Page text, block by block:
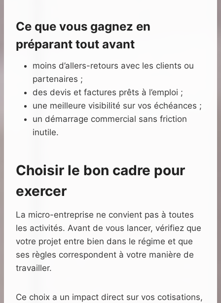
Ce que vous gagnez en
préparant tout avant
moins d’allers-retours avec les clients ou
partenaires ;
des devis et factures prêts à l’emploi ;
une meilleure visibilité sur vos échéances ;
un démarrage commercial sans friction
inutile.
Choisir le bon cadre pour
exercer
La micro-entreprise ne convient pas à toutes
les activités. Avant de vous lancer, vérifiez que
votre projet entre bien dans le régime et que
ses règles correspondent à votre manière de
travailler.
Ce choix a un impact direct sur vos cotisations,